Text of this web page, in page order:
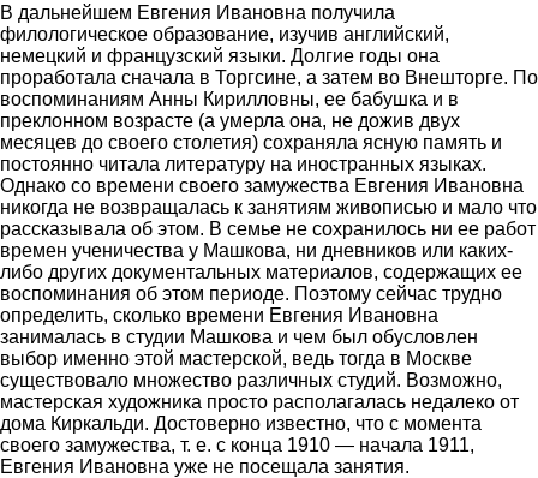
В дальнейшем Евгения Ивановна получила
филологическое образование, изучив английский,
немецкий и французский языки. Долгие годы она
проработала сначала в Торгсине, а затем во Внешторге. По
воспоминаниям Анны Кирилловны, ее бабушка и в
преклонном возрасте (а умерла она, не дожив двух
месяцев до своего столетия) сохраняла ясную память и
постоянно читала литературу на иностранных языках.
Однако со времени своего замужества Евгения Ивановна
никогда не возвращалась к занятиям живописью и мало что
рассказывала об этом. В семье не сохранилось ни ее работ
времен ученичества у Машкова, ни дневников или каких-
либо других документальных материалов, содержащих ее
воспоминания об этом периоде. Поэтому сейчас трудно
определить, сколько времени Евгения Ивановна
занималась в студии Машкова и чем был обусловлен
выбор именно этой мастерской, ведь тогда в Москве
существовало множество различных студий. Возможно,
мастерская художника просто располагалась недалеко от
дома Киркальди. Достоверно известно, что с момента
своего замужества, т. е. с конца 1910 — начала 1911,
Евгения Ивановна уже не посещала занятия.